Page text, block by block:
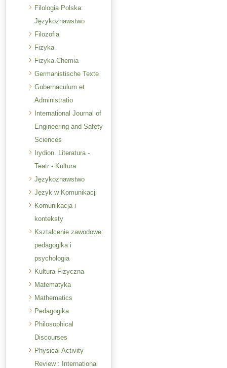
Filologia Polska:
Językoznawstwo
Filozofia
Fizyka
Fizyka.Chemia
Germanistische Texte
Gubernaculum et
Administratio
International Journal of
Engineering and Safety
Sciences
Irydion. Literatura -
Teatr - Kultura
Językoznawstwo
Język w Komunikacji
Komunikacja i
konteksty
Kształcenie zawodowe:
pedagogika i
psychologia
Kultura Fizyczna
Matematyka
Mathematics
Pedagogika
Philosophical
Discourses
Physical Activity
Review : International